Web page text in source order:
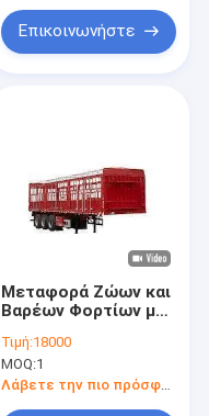
μεταφορά
Επικοινωνήστε
Μεταφορά Ζώων και
Βαρέων Φορτίων με
Φράχτη
Τιμή:18000
MOQ:1